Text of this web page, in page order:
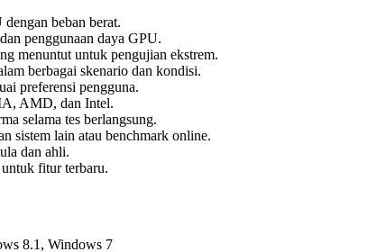
beban berat.
penggunaan daya GPU.
menuntut untuk pengujian ekstrem.
berbagai skenario dan kondisi.
preferensi pengguna.
AMD, dan Intel.
selama tes berlangsung.
sistem lain atau benchmark online.
dan ahli.
fitur terbaru.
8.1, Windows 7